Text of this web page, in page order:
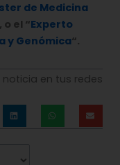
de Medicina
o el “Experto
y Genómica“.
en tus redes